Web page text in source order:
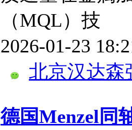
（MQL）技
2026-01-23
北京汉达森
德国Menzel同